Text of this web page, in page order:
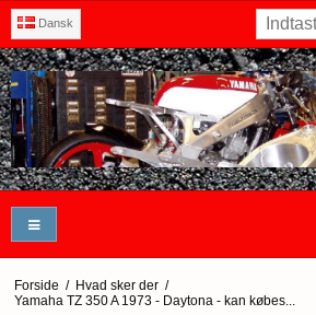
Dansk
Forside / Hvad sker der /
Yamaha TZ 350 A 1973 - Daytona - kan købes...